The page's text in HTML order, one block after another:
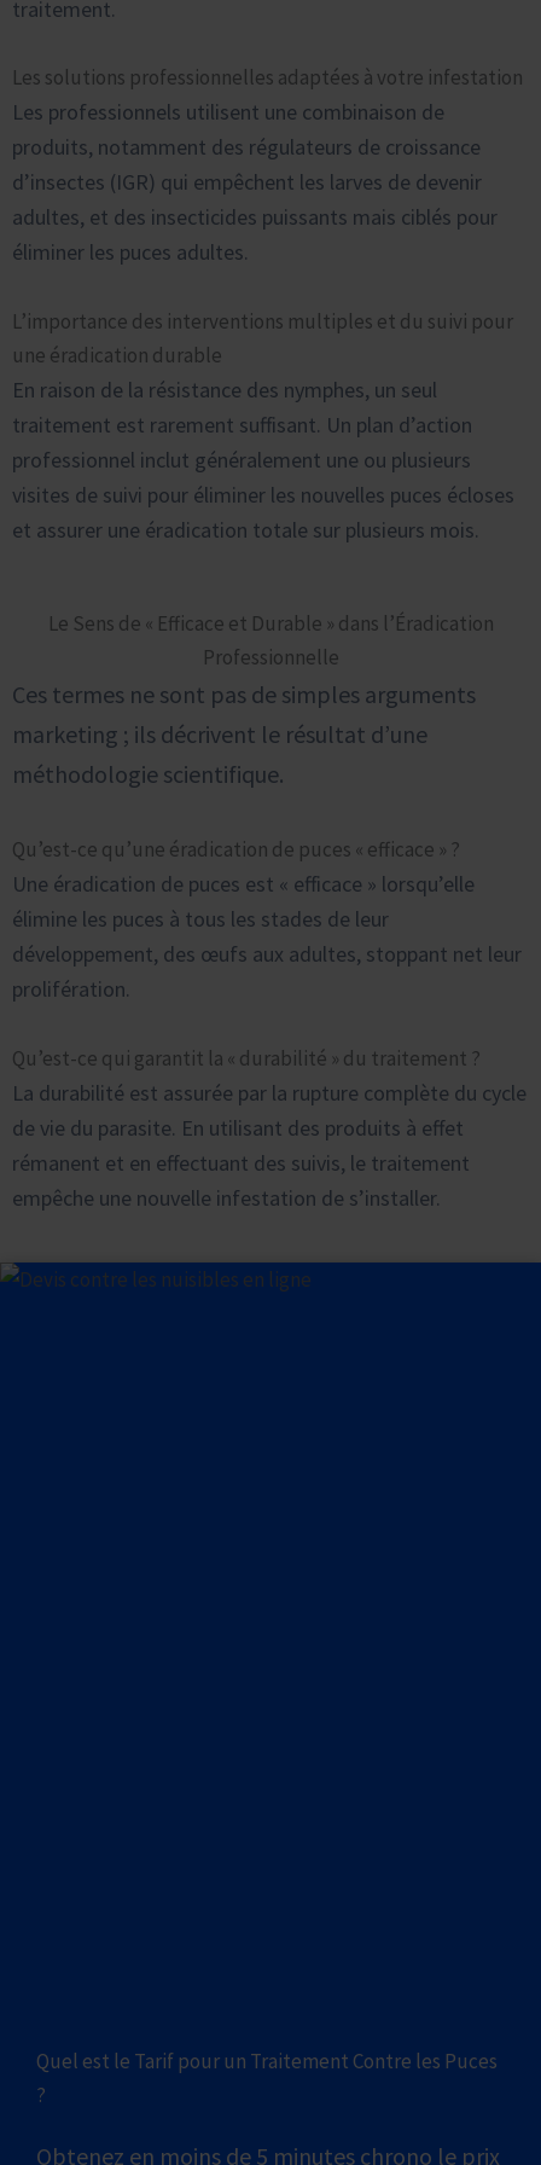
traitement.
Les solutions professionnelles adaptées à votre infestation
Les professionnels utilisent une combinaison de
produits, notamment des régulateurs de croissance
d’insectes (IGR) qui empêchent les larves de devenir
adultes, et des insecticides puissants mais ciblés pour
éliminer les puces adultes.
L’importance des interventions multiples et du suivi pour
une éradication durable
En raison de la résistance des nymphes, un seul
traitement est rarement suffisant. Un plan d’action
professionnel inclut généralement une ou plusieurs
visites de suivi pour éliminer les nouvelles puces écloses
et assurer une éradication totale sur plusieurs mois.
Le Sens de « Efficace et Durable » dans l’Éradication
Professionnelle
Ces termes ne sont pas de simples arguments
marketing ; ils décrivent le résultat d’une
méthodologie scientifique.
Qu’est-ce qu’une éradication de puces « efficace » ?
Une éradication de puces est « efficace » lorsqu’elle
élimine les puces à tous les stades de leur
développement, des œufs aux adultes, stoppant net leur
prolifération.
Qu’est-ce qui garantit la « durabilité » du traitement ?
La durabilité est assurée par la rupture complète du cycle
de vie du parasite. En utilisant des produits à effet
rémanent et en effectuant des suivis, le traitement
empêche une nouvelle infestation de s’installer.
Quel est le Tarif pour un Traitement Contre les Puces
?
Obtenez en moins de 5 minutes chrono le prix